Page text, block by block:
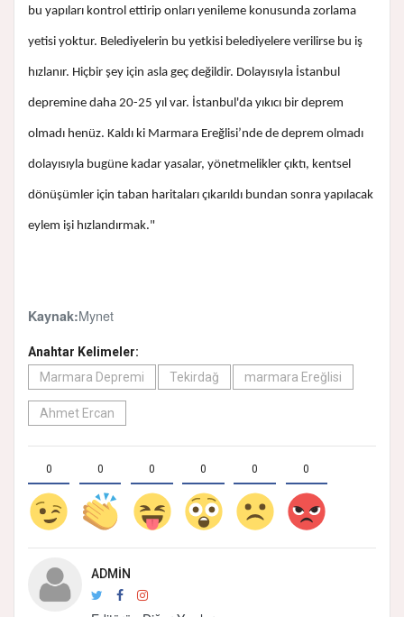
bu yapıları kontrol ettirip onları yenileme konusunda zorlama
yetisi yoktur. Belediyelerin bu yetkisi belediyelere verilirse bu iş
hızlanır. Hiçbir şey için asla geç değildir. Dolayısıyla İstanbul
depremine daha 20-25 yıl var. İstanbul'da yıkıcı bir deprem
olmadı henüz. Kaldı ki Marmara Ereğlisi’nde de deprem olmadı
dolayısıyla bugüne kadar yasalar, yönetmelikler çıktı, kentsel
dönüşümler için taban haritaları çıkarıldı bundan sonra yapılacak
eylem işi hızlandırmak."
Kaynak:Mynet
Anahtar Kelimeler:
Marmara Depremi
Tekirdağ marmara Ereğlisi
Ahmet Ercan
0 0 0 0 0 0
ADMIN